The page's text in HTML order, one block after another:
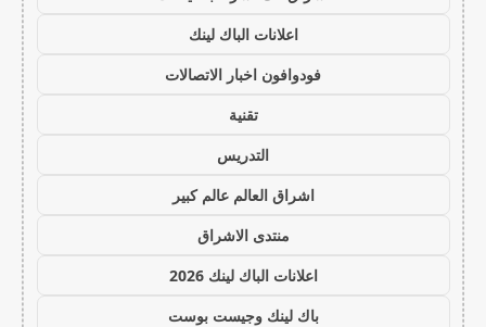
اعلانات الباك لينك
فودوافون اخبار الاتصالات
تقنية
التدريس
اشراق العالم عالم كبير
منتدى الاشراق
اعلانات الباك لينك 2026
باك لينك وجيست بوست